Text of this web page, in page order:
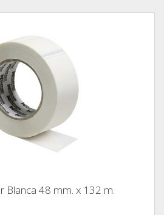
Blanca 48 mm. x 132 m.